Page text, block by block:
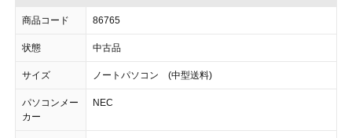
商品コード 86765
状態 中古品
サイズ ノートパソコン (中型送料)
パソコンメー
カー
NEC